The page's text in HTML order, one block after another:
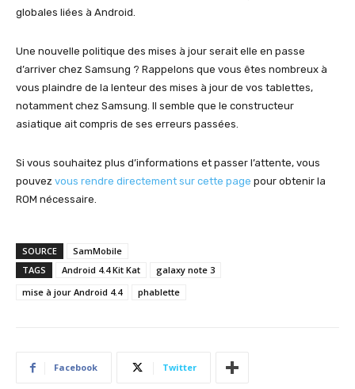
globales liées à Android.
Une nouvelle politique des mises à jour serait elle en passe
d’arriver chez Samsung ? Rappelons que vous êtes nombreux à
vous plaindre de la lenteur des mises à jour de vos tablettes,
notamment chez Samsung. Il semble que le constructeur
asiatique ait compris de ses erreurs passées.
Si vous souhaitez plus d’informations et passer l’attente, vous
pouvez vous rendre directement sur cette page pour obtenir la
ROM nécessaire.
SOURCE
SamMobile
TAGS
Android 4.4 Kit Kat
galaxy note 3
mise à jour Android 4.4
phablette
Facebook Twitter